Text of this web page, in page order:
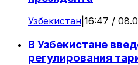
Узбекистан 16:47 /
В Узбекистане
регулирования